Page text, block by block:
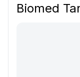
Biomed